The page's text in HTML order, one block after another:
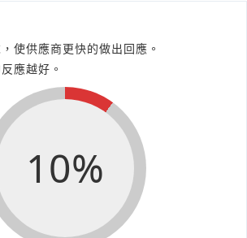
使供應商更快的做出回應。
應越好。
10%